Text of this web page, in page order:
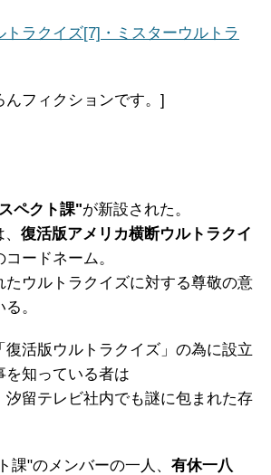
トラクイズ[7]・ミスターウルトラ
んフィクションです。]
ペクト課"が新設された。
復活版アメリカ横断ウルトラクイ
ードネーム。
たウルトラクイズに対する尊敬の意
。
復活版ウルトラクイズ」の為に設立
を知っている者は
汐留テレビ社内でも謎に包まれた存
課"のメンバーの一人、 有休一八